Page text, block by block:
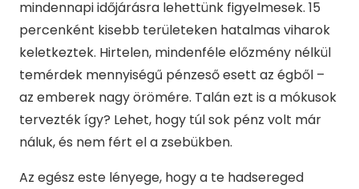
mindennapi időjárásra lehettünk figyelmesek. 15
percenként kisebb területeken hatalmas viharok
keletkeztek. Hirtelen, mindenféle előzmény nélkül
temérdek mennyiségű pénzeső esett az égből –
az emberek nagy örömére. Talán ezt is a mókusok
tervezték így? Lehet, hogy túl sok pénz volt már
náluk, és nem fért el a zsebükben.
Az egész este lényege, hogy a te hadsereged